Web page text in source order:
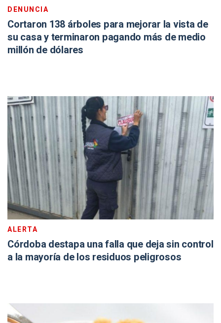
DENUNCIA
Cortaron 138 árboles para mejorar la vista de
su casa y terminaron pagando más de medio
millón de dólares
ALERTA
Córdoba destapa una falla que deja sin control
a la mayoría de los residuos peligrosos